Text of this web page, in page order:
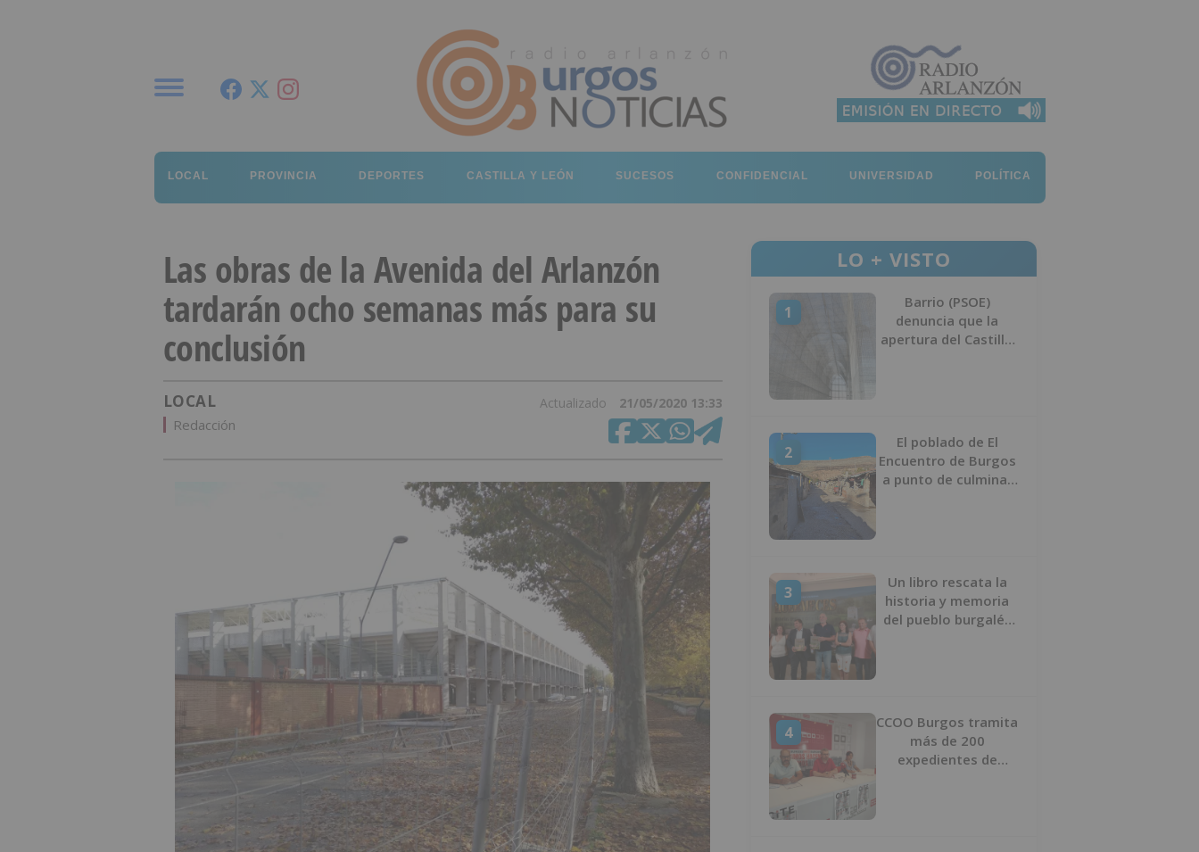
LOCAL PROVINCIA DEPORTES CASTILLA Y LEÓN SUCESOS CONFIDENCIAL UNIVERSIDAD POLÍTICA
Las obras de la Avenida del Arlanzón
tardarán ocho semanas más para su
conclusión
LOCAL Actualizado 21/05/2020 13:33
Redacción
LO + VISTO
1
Barrio (PSOE)
denuncia que la
apertura del Castillo
2
El poblado de El
Encuentro de Burgos
a punto de culminar
3
Un libro rescata la
historia y memoria
del pueblo burgalés
4
CCOO Burgos tramita
más de 200
expedientes de